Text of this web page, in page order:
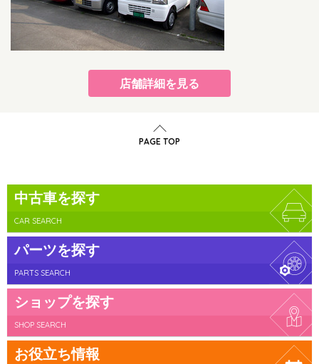
店舗詳細を見る
PAGE TOP
中古車を探す
CAR SEARCH
パーツを探す
PARTS SEARCH
ショップを探す
SHOP SEARCH
お役立ち情報